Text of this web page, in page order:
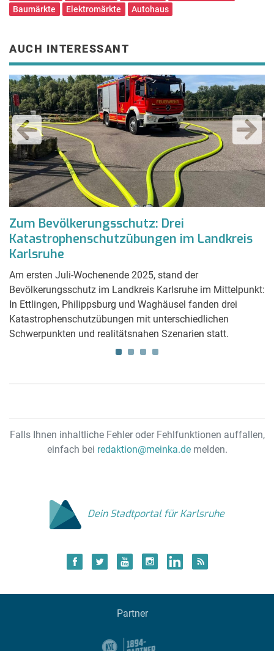
Baumärkte
Elektromärkte Autohaus
AUCH INTERESSANT
Zum Bevölkerungsschutz: Drei
Katastrophenschutzübungen im Landkreis
Karlsruhe
Am ersten Juli-Wochenende 2025, stand der
Bevölkerungsschutz im Landkreis Karlsruhe im Mittelpunkt:
In Ettlingen, Philippsburg und Waghäusel fanden drei
Katastrophenschutzübungen mit unterschiedlichen
Schwerpunkten und realitätsnahen Szenarien statt.
Falls Ihnen inhaltliche Fehler oder Fehlfunktionen auffallen,
einfach bei redaktion@meinka.demelden.
Dein Stadtportal für Karlsruhe
Partner